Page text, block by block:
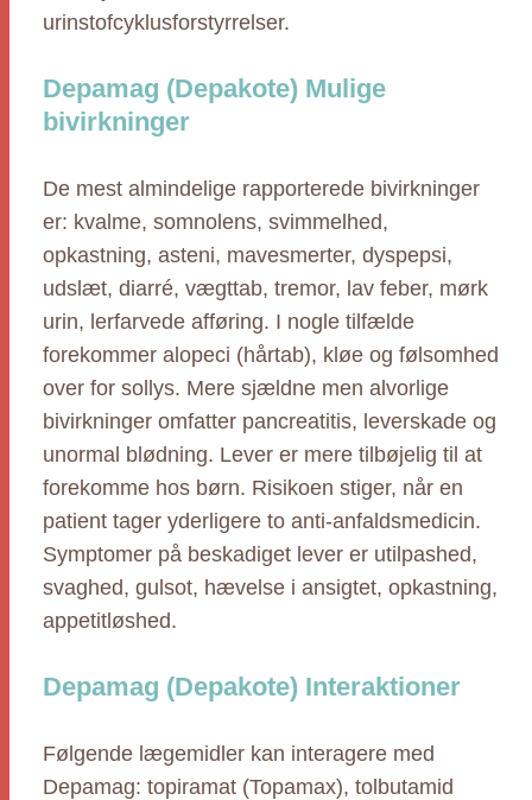
urinstofcyklusforstyrrelser.
Depamag (Depakote) Mulige
bivirkninger
De mest almindelige rapporterede bivirkninger
er: kvalme, somnolens, svimmelhed,
opkastning, asteni, mavesmerter, dyspepsi,
udslæt, diarré, vægttab, tremor, lav feber, mørk
urin, lerfarvede afføring. I nogle tilfælde
forekommer alopeci (hårtab), kløe og følsomhed
over for sollys. Mere sjældne men alvorlige
bivirkninger omfatter pancreatitis, leverskade og
unormal blødning. Lever er mere tilbøjelig til at
forekomme hos børn. Risikoen stiger, når en
patient tager yderligere to anti-anfaldsmedicin.
Symptomer på beskadiget lever er utilpashed,
svaghed, gulsot, hævelse i ansigtet, opkastning,
appetitløshed.
Depamag (Depakote) Interaktioner
Følgende lægemidler kan interagere med
Depamag: topiramat (Topamax), tolbutamid